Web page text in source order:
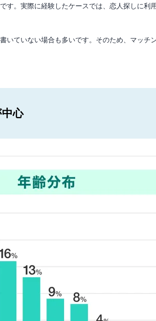
す。実際に経験したケースでは、恋人探しに利
いていない場合も多いです。そのため、マッチ
心